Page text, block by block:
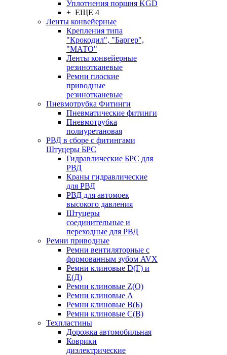
Уплотнения поршня KGD
+ ЕЩЕ 4
Ленты конвейерные
Крепления типа
"Крокодил", "Баргер",
"МАТО"
Ленты конвейерные
резинотканевые
Ремни плоские
приводные
резинотканевые
Пневмотрубка Фитинги
Пневматические фитинги
Пневмотрубка
полиуретановая
РВД в сборе с фитингами
Штуцеры БРС
Гидравлические БРС для
РВД
Краны гидравлические
для РВД
РВД для автомоек
высокого давления
Штуцеры
соединительные и
переходные для РВД
Ремни приводные
Ремни вентиляторные с
формованным зубом AVX
Ремни клиновые D(Г) и
Е(Д)
Ремни клиновые Z(О)
Ремни клиновые А
Ремни клиновые В(Б)
Ремни клиновые С(В)
Техпластины
Дорожка автомобильная
Коврики
диэлектрические